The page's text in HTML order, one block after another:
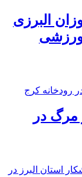
البرزی
ورزشی
مرگ در